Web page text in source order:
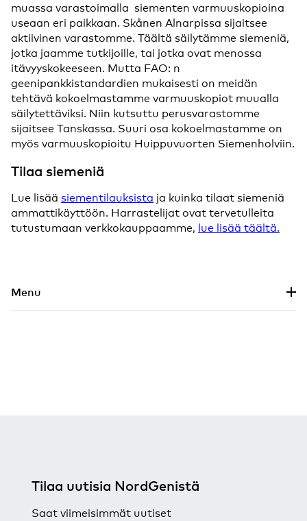
muassa varastoimalla siementen varmuuskopioina
useaan eri paikkaan. Skånen Alnarpissa sijaitsee
aktiivinen varastomme. Täältä säilytämme siemeniä,
jotka jaamme tutkijoille, tai jotka ovat menossa
itävyyskokeeseen. Mutta FAO: n
geenipankkistandardien mukaisesti on meidän
tehtävä kokoelmastamme varmuuskopiot muualla
säilytettäviksi. Niin kutsuttu perusvarastomme
sijaitsee Tanskassa. Suuri osa kokoelmastamme on
myös varmuuskopioitu Huippuvuorten Siemenholviin.
Tilaa siemeniä
Lue lisää siementilauksista ja kuinka tilaat siemeniä
ammattikäyttöön. Harrastelijat ovat tervetulleita
tutustumaan verkkokauppaamme, lue lisää täältä.
Menu
Tilaa uutisia NordGenistä
Saat viimeisimmät uutiset